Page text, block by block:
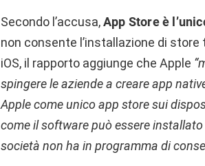
Secondo l’accusa,App Store è
non consente l’installazione di
iOS, il rapporto aggiunge che Apple
spingere le aziende a creare app
Apple come unico app store sui
come il software può essere installato
società non ha in programma di